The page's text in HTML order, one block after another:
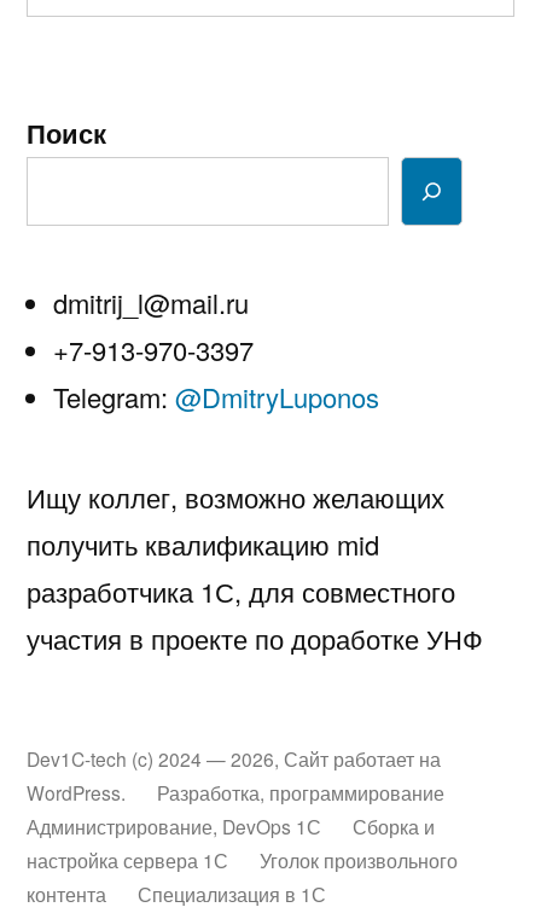
Поиск
dmitrij_l@mail.ru
+7-913-970-3397
Telegram: @DmitryLuponos
Ищу коллег, возможно желающих
получить квалификацию mid
разработчика 1С, для совместного
участия в проекте по доработке УНФ
Dev1C-tech (c) 2024 — 2026, Сайт работает на
WordPress.
Разработка, программирование
Администрирование, DevOps 1С
Сборка и
настройка сервера 1С
Уголок произвольного
контента
Специализация в 1С